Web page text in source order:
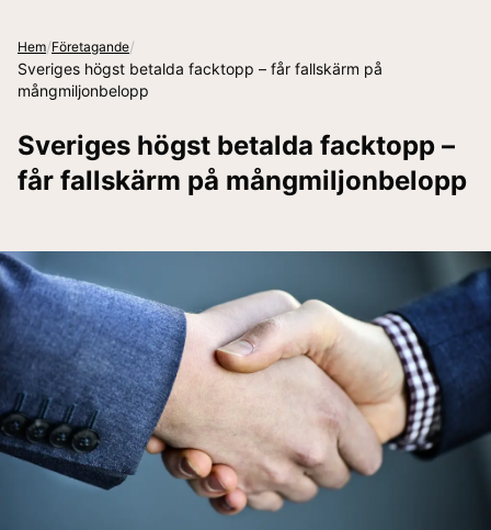
Hem/Företagande/
Sveriges högst betalda facktopp – får fallskärm på
mångmiljonbelopp
Sveriges högst betalda facktopp –
får fallskärm på mångmiljonbelopp